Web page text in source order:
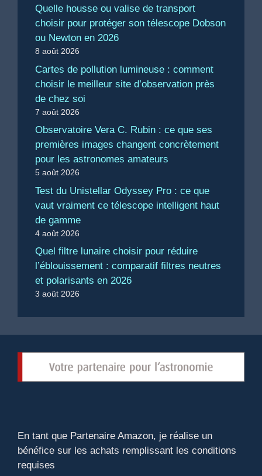
Quelle housse ou valise de transport
choisir pour protéger son télescope Dobson
ou Newton en 2026
8 août 2026
Cartes de pollution lumineuse : comment
choisir le meilleur site d’observation près
de chez soi
7 août 2026
Observatoire Vera C. Rubin : ce que ses
premières images changent concrètement
pour les astronomes amateurs
5 août 2026
Test du Unistellar Odyssey Pro : ce que
vaut vraiment ce télescope intelligent haut
de gamme
4 août 2026
Quel filtre lunaire choisir pour réduire
l’éblouissement : comparatif filtres neutres
et polarisants en 2026
3 août 2026
En tant que Partenaire Amazon, je réalise un
bénéfice sur les achats remplissant les conditions
requises